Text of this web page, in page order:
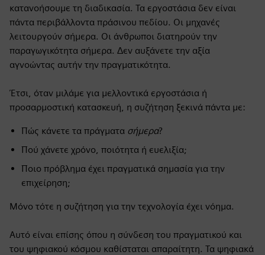
κατανοήσουμε τη διαδικασία. Τα εργοστάσια δεν είναι
πάντα περιβάλλοντα πράσινου πεδίου. Οι μηχανές
λειτουργούν σήμερα. Οι άνθρωποι διατηρούν την
παραγωγικότητα σήμερα. Δεν αυξάνετε την αξία
αγνοώντας αυτήν την πραγματικότητα.
Έτσι, όταν μιλάμε για μελλοντικά εργοστάσια ή
προσαρμοστική κατασκευή, η συζήτηση ξεκινά πάντα με:
Πώς κάνετε τα πράγματα σήμερα?
Πού χάνετε χρόνο, ποιότητα ή ευελιξία;
Ποιο πρόβλημα έχει πραγματικά σημασία για την
επιχείρηση;
Μόνο τότε η συζήτηση για την τεχνολογία έχει νόημα.
Αυτό είναι επίσης όπου η σύνδεση του πραγματικού και
του ψηφιακού κόσμου καθίσταται απαραίτητη. Τα ψηφιακά